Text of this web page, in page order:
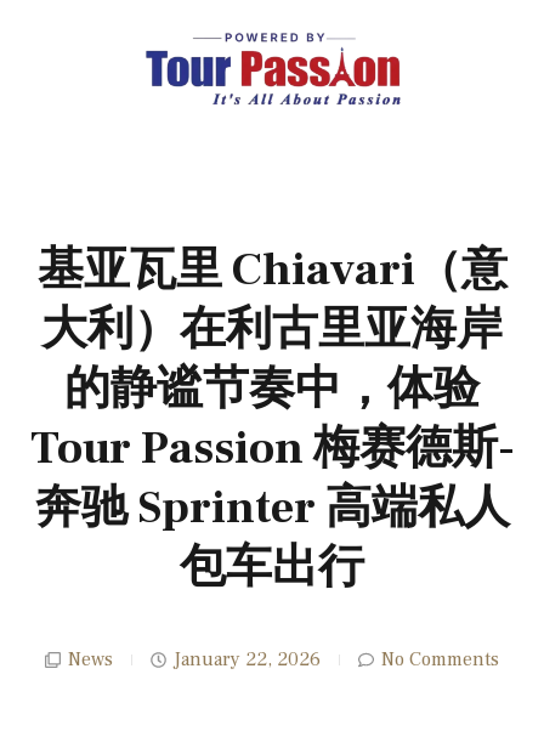
基亚瓦里 Chiavari（意
大利）在利古里亚海岸
的静谧节奏中，体验
Tour Passion 梅赛德斯-
奔驰 Sprinter 高端私人
包车出行
News January 22, 2026 No Comments